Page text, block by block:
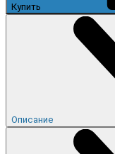
Купить
Описание